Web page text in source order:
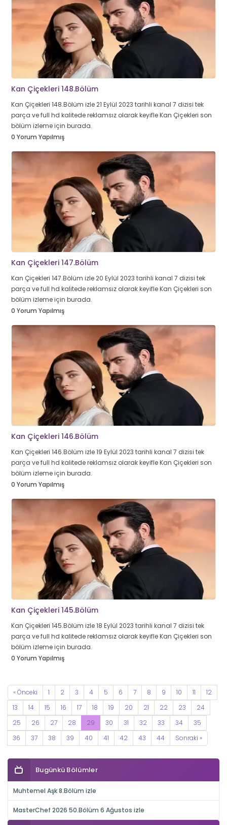
Kan Çiçekleri 148.Bölüm
Kan Çiçekleri 148.Bölüm izle 21 Eylül 2023 tarihli kanal 7 dizisi tek
parça ve full hd kalitede reklamsız olarak keyifle Kan Çiçekleri son
bölüm izleme için burada.
0 Yorum Yapılmış
Kan Çiçekleri 147.Bölüm
Kan Çiçekleri 147.Bölüm izle 20 Eylül 2023 tarihli kanal 7 dizisi tek
parça ve full hd kalitede reklamsız olarak keyifle Kan Çiçekleri son
bölüm izleme için burada.
0 Yorum Yapılmış
Kan Çiçekleri 146.Bölüm
Kan Çiçekleri 146.Bölüm izle 19 Eylül 2023 tarihli kanal 7 dizisi tek
parça ve full hd kalitede reklamsız olarak keyifle Kan Çiçekleri son
bölüm izleme için burada.
0 Yorum Yapılmış
Kan Çiçekleri 145.Bölüm
Kan Çiçekleri 145.Bölüm izle 18 Eylül 2023 tarihli kanal 7 dizisi tek
parça ve full hd kalitede reklamsız olarak keyifle Kan Çiçekleri son
bölüm izleme için burada.
0 Yorum Yapılmış
« Önceki 1 2 3 4 5 6 7 8 9 10 11
12
13
14 15 16 17 18 19 20 21 22 23
24
25
26 27 28 29 30 31 32 33 34
35
36
37 38 39 40 41 42 43 44 Sonraki »
Bugünkü Bölümler
Muhtemel Aşk 8.Bölüm izle
MasterChef 2026 50.Bölüm 6 Ağustos izle